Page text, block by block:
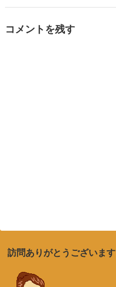
コメントを残す
訪問ありがとうございます